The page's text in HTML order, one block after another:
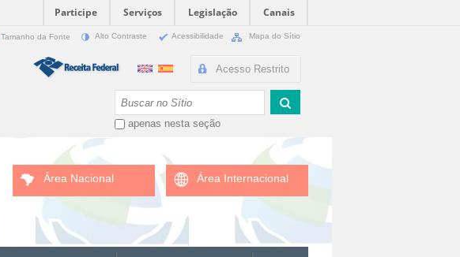
Participe Serviços Legislação
Canais
Tamanho da Fonte Alto Contraste Acessibilidade Mapa do Sítio
Acesso Restrito
apenas nesta seção
Área Nacional Área Internacional